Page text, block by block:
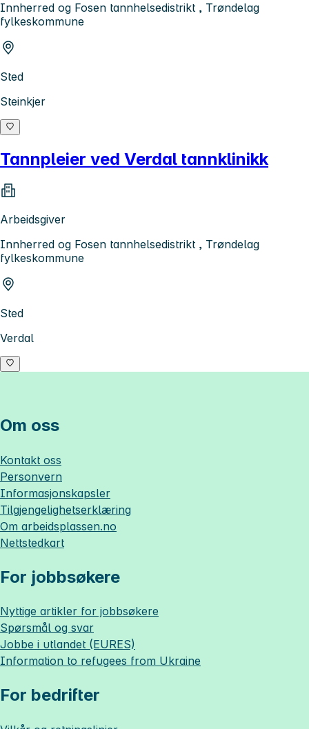
Innherred og Fosen tannhelsedistrikt , Trøndelag
fylkeskommune
Sted
Steinkjer
Tannpleier ved Verdal tannklinikk
Arbeidsgiver
Innherred og Fosen tannhelsedistrikt , Trøndelag
fylkeskommune
Sted
Verdal
Om oss
Kontakt oss
Personvern
Informasjonskapsler
Tilgjengelighetserklæring
Om arbeidsplassen.no
Nettstedkart
For jobbsøkere
Nyttige artikler for jobbsøkere
Spørsmål og svar
Jobbe i utlandet (EURES)
Information to refugees from Ukraine
For bedrifter